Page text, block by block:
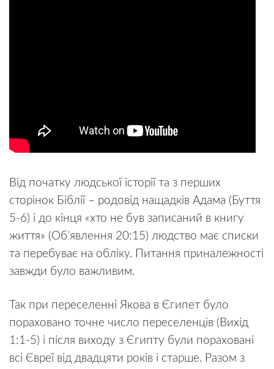
Від початку людської історії та з перших
сторінок Біблії – родовід нащадків Адама (Буття
5-6) і до кінця «хто не був записаний в книгу
життя» (Об’явлення 20:15) людство має списки
та перебуває на обліку. Питання приналежності
завжди було важливим.
Так при переселенні Якова в Єгипет було
пораховано точне число переселенців (Вихід
1:1-5) і після виходу з Єгипту були пораховані
всі Євреї від двадцяти років і старше. Разом з